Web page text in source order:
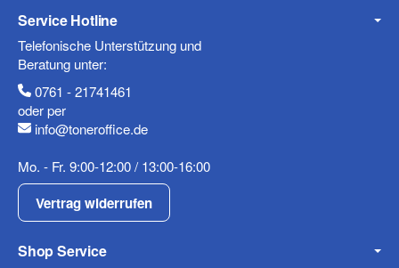
Mobiltelefon
Service Hotline
Telefonische Unterstützung und
Beratung unter:
0761 - 21741461
oder per
info@toneroffice.de
Mo. - Fr. 9:00-12:00 / 13:00-16:00
Vertrag widerrufen
Shop Service